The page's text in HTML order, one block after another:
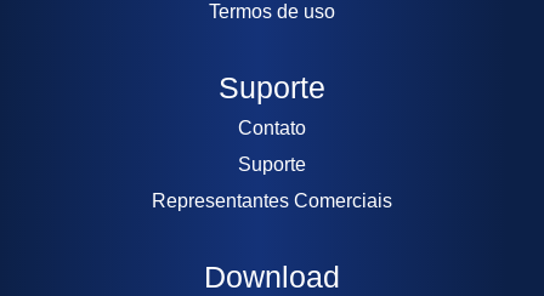
Termos de uso
Suporte
Contato
Suporte
Representantes Comerciais
Download